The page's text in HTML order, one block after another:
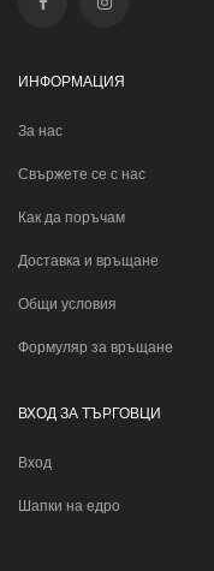
ИНФОРМАЦИЯ
За нас
Свържете се с нас
Как да поръчам
Доставка и връщане
Общи условия
Формуляр за връщане
ВХОД ЗА ТЪРГОВЦИ
Вход
Шапки на едро